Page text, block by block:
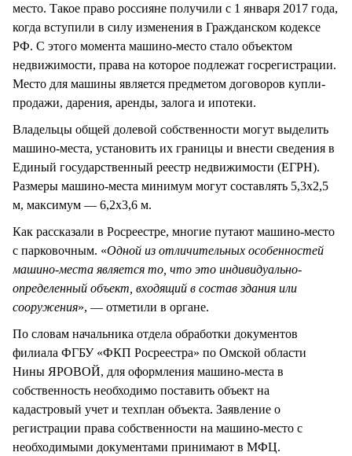
место. Такое право россияне получили с 1 января 2017 года,
когда вступили в силу изменения в Гражданском кодексе
РФ. С этого момента машино-место стало объектом
недвижимости, права на которое подлежат госрегистрации.
Место для машины является предметом договоров купли-
продажи, дарения, аренды, залога и ипотеки.
Владельцы общей долевой собственности могут выделить
машино-места, установить их границы и внести сведения в
Единый государственный реестр недвижимости (ЕГРН).
Размеры машино-места минимум могут составлять 5,3х2,5
м, максимум — 6,2х3,6 м.
Как рассказали в Росреестре, многие путают машино-место
с парковочным. «Одной из отличительных особенностей
машино-места является то, что это индивидуально-
определенный объект, входящий в состав здания или
сооружения», — отметили в органе.
По словам начальника отдела обработки документов
филиала ФГБУ «ФКП Росреестра» по Омской области
Нины ЯРОВОЙ, для оформления машино-места в
собственность необходимо поставить объект на
кадастровый учет и техплан объекта. Заявление о
регистрации права собственности на машино-место с
необходимыми документами принимают в МФЦ.